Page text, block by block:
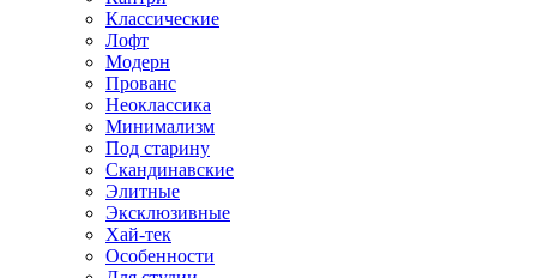
Классические
Лофт
Модерн
Прованс
Неоклассика
Минимализм
Под старину
Скандинавские
Элитные
Эксклюзивные
Хай-тек
Особенности